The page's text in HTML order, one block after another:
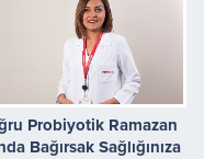
Probiyotik Ramazan
Bağırsak Sağlığınıza